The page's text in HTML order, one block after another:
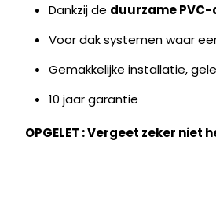
Dankzij de duurzame
Voor dak systemen waar
Gemakkelijke installatie,
10 jaar garantie
OPGELET : Vergeet zeker niet